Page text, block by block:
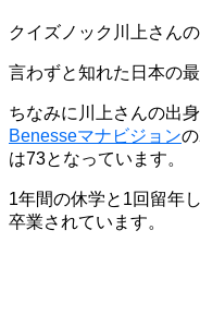
クイズノック川上さんの
言わずと知れた日本の
ちなみに川上さんの出
Benesseマナビジョン
は73となっています。
1年間の休学と1回留年
卒業されています。